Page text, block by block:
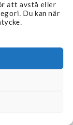
att avstå eller
Du kan när
& Reklamation